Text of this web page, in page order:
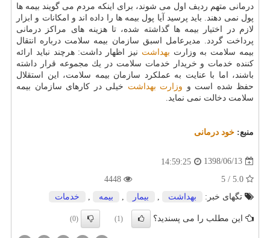
درمانی متهم ردیف اول می شوند، برای اینكه مردم می گویند بیمه ها
پول نمی دهند. باید پرسید آیا پول بیمه ها را داده اند و امكانات و ابزار
لازم در اختیار بیمه ها گذاشته شده، تا هزینه های مراكز درمانی
پرداخت گردد. مدیرعامل اسبق سازمان بیمه سلامت درباره انتقال
بیمه سلامت به وزارت بهداشت نیز اظهار داشت: هرچند نباید ارائه
كننده خدمات و خریدار خدمات سلامت در یك مجموعه قرار داشته
باشند، اما با عنایت به عملكرد سازمان بیمه سلامت، این استقلال
حفظ شده است و وزارت بهداشت خیلی در كارهای سازمان بیمه
سلامت دخالت نمی نماید.
منبع: خود درمانی
1398/06/13
14:59:25
تگهای خبر:
بهداشت بیمار بیمه خدمات
این مطلب را می پسندید؟ (1)
(0)